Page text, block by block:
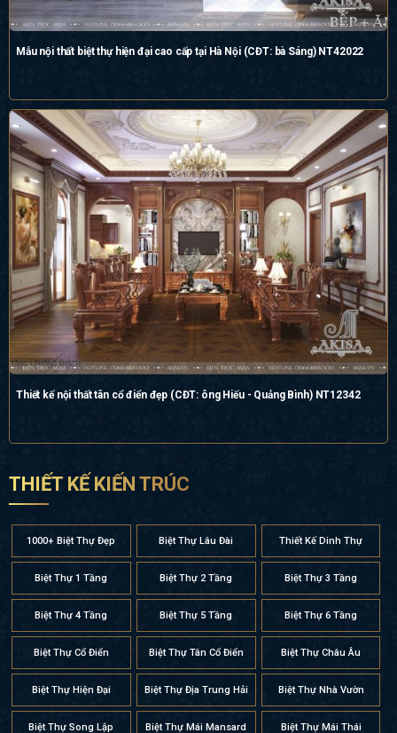
Mẫu nội thất biệt thự hiện đại cao cấp tại Hà Nội (CĐT: bà Sáng) NT42022
Thiết kế nội thất tân cổ điển đẹp (CĐT: ông Hiếu - Quảng Bình) NT12342
THIẾT KẾ KIẾN TRÚC
1000+ Biệt Thự Đẹp Biệt Thự Lâu Đài Thiết Kế Dinh Thự
Biệt Thự 1 Tầng Biệt Thự 2 Tầng Biệt Thự 3 Tầng
Biệt Thự 4 Tầng Biệt Thự 5 Tầng Biệt Thự 6 Tầng
Biệt Thự Cổ Điển Biệt Thự Tân Cổ Điển Biệt Thự Châu Âu
Biệt Thự Hiện Đại Biệt Thự Địa Trung Hải Biệt Thự Nhà Vườn
Biệt Thự Song Lập Biệt Thự Mái Mansard Biệt Thự Mái Thái